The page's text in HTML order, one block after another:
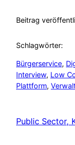
Beitrag
Schlagwörter:
Bürgerservice,
Interview, Low
Plattform,
Public Sector,